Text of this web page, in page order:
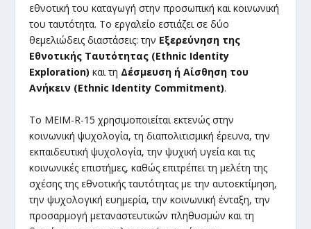
εθνοτική του καταγωγή στην προσωπική και κοινωνική
του ταυτότητα. Το εργαλείο εστιάζει σε δύο
θεμελιώδεις διαστάσεις: την Εξερεύνηση της
Εθνοτικής Ταυτότητας (Ethnic Identity
Exploration) και τη Δέσμευση ή Αίσθηση του
Ανήκειν (Ethnic Identity Commitment).
Το MEIM-R-15 χρησιμοποιείται εκτενώς στην
κοινωνική ψυχολογία, τη διαπολιτισμική έρευνα, την
εκπαιδευτική ψυχολογία, την ψυχική υγεία και τις
κοινωνικές επιστήμες, καθώς επιτρέπει τη μελέτη της
σχέσης της εθνοτικής ταυτότητας με την αυτοεκτίμηση,
την ψυχολογική ευημερία, την κοινωνική ένταξη, την
προσαρμογή μεταναστευτικών πληθυσμών και τη